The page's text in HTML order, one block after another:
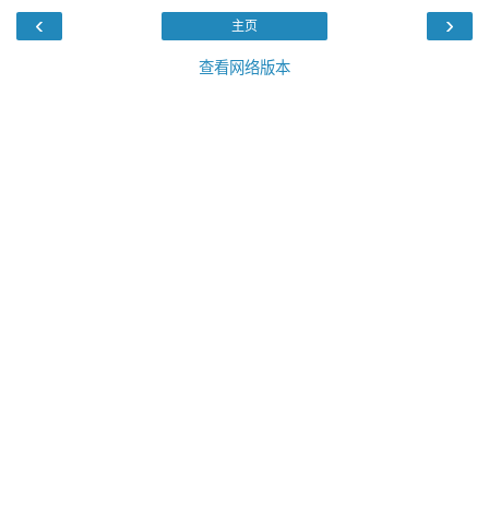
‹ ›
主页
查看网络版本